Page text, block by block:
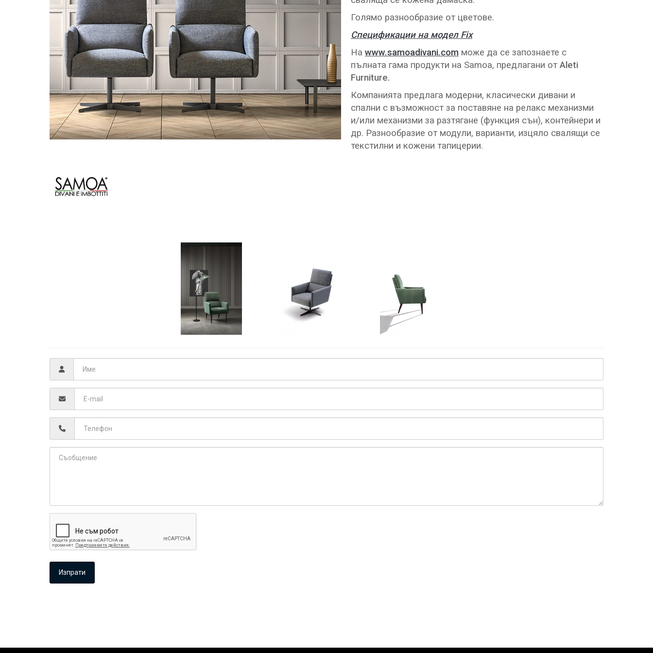
Голямо разнообразие от цветове.
Спецификации на модел Fix
На www.samoadivani.com може да се запознаете с
пълната гама продукти на Samoa, предлагани от Aleti
Furniture.
Компанията предлага модерни, класически дивани и
спални с възможност за поставяне на релакс механизми
и/или механизми за разтягане (функция сън), контейнери и
др. Разнообразие от модули, варианти, изцяло свалящи се
текстилни и кожени тапицерии.